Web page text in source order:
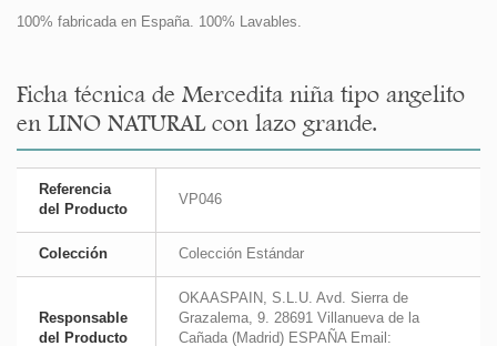
100% fabricada en España. 100% Lavables.
Ficha técnica de Mercedita niña tipo angelito
en LINO NATURAL con lazo grande.
Referencia
del Producto
VP046
Colección Colección Estándar
Responsable
del Producto
OKAASPAIN, S.L.U. Avd. Sierra de
Grazalema, 9. 28691 Villanueva de la
Cañada (Madrid) ESPAÑA Email: